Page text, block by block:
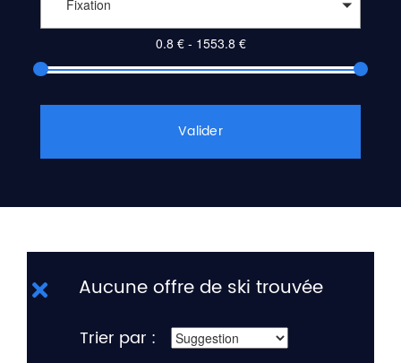
Fixation
Valider
Aucune offre de ski trouvée
Trier par :